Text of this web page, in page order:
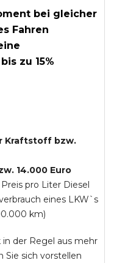
bei gleicher
Fahren
zu 15%
Kraftstoff bzw.
14.000 Euro
pro Liter Diesel
eines LKW`s
km)
der Regel aus mehr
Sie sich vorstellen